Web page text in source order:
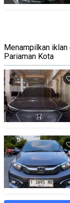
Menampilkan iklan
Pariaman Kota